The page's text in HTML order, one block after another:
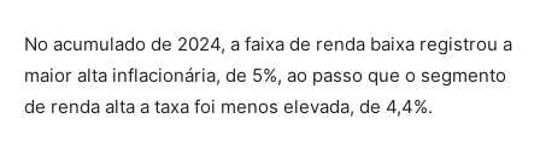
No acumulado de 2024, a faixa de renda baixa registrou a
maior alta inflacionária, de 5%, ao passo que o segmento
de renda alta a taxa foi menos elevada, de 4,4%.